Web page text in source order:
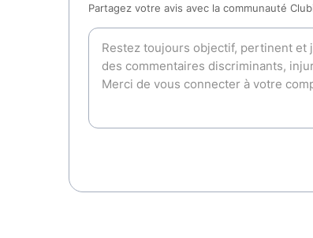
Partagez votre avis avec la communauté